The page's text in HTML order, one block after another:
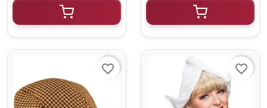
Aggiungi al carrello
Aggiungi al
favorite_border favorite_border